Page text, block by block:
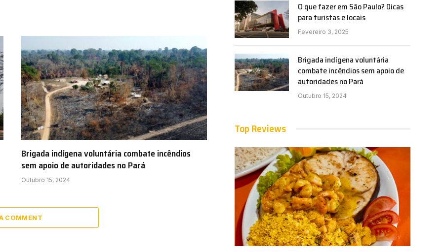
Brigada indígena voluntária combate incêndios
sem apoio de autoridades no Pará
Outubro 15, 2024
COMMENT
O que fazer em São Paulo? Dicas
para turistas e locais
Fevereiro 3, 2025
Brigada indígena voluntária
combate incêndios sem apoio de
autoridades no Pará
Outubro 15, 2024
Top Reviews